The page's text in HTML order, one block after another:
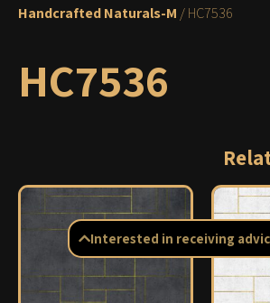
Handcrafted Naturals-M / HC7536
HC7536
Interested in receiving